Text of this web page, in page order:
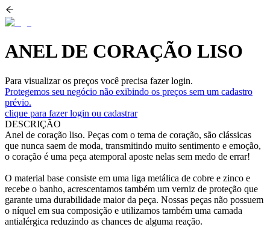
ANEL DE CORAÇÃO LISO
Para visualizar os preços você precisa fazer login.
Protegemos seu negócio não exibindo os preços sem um cadastro
prévio.
clique para fazer login ou cadastrar
DESCRIÇÃO
Anel de coração liso. Peças com o tema de coração, são clássicas
que nunca saem de moda, transmitindo muito sentimento e emoção,
o coração é uma peça atemporal aposte nelas sem medo de errar!
O material base consiste em uma liga metálica de cobre e zinco e
recebe o banho, acrescentamos também um verniz de proteção que
garante uma durabilidade maior da peça. Nossas peças não possuem
o níquel em sua composição e utilizamos também uma camada
antialérgica reduzindo as chances de alguma reação.